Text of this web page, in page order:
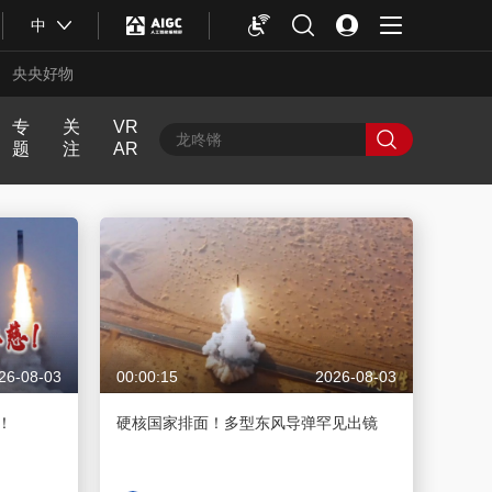
中
央央好物
体育 亚冬会
专
题
关
注
VR
AR
最
热
评
人
生
第
一
次
声
中
U
N
G
计
划
08-03 00:00:15 2026-08-03
硬核国家排面！多型东风导弹罕见出镜